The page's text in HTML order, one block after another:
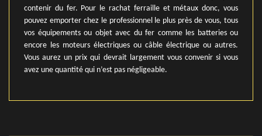
contenir du fer. Pour le rachat ferraille et métaux donc, vous
pouvez emporter chez le professionnel le plus près de vous, tous
vos équipements ou objet avec du fer comme les batteries ou
encore les moteurs électriques ou câble électrique ou autres.
Vous aurez un prix qui devrait largement vous convenir si vous
avez une quantité qui n’est pas négligeable.